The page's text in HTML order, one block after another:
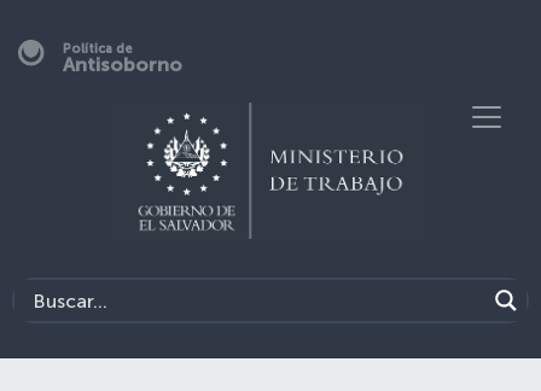
Política de
Antisoborno